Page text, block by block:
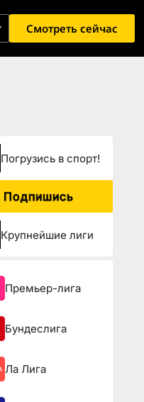
Смотреть сейчас
Погрузиcь в спорт!
Подпишись
Крупнейшие лиги
Премьер-лига
Бундеслига
Ла Лига